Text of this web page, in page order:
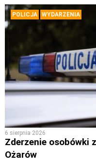
POLICJA WYDARZENIA
6 sierpnia 2026
Zderzenie osobówki
Ożarów